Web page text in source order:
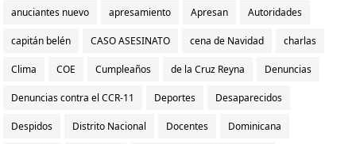
anuciantes nuevo apresamiento Apresan Autoridades
capitán belén CASO ASESINATO cena de Navidad charlas
Clima COE Cumpleaños de la Cruz Reyna Denuncias
Denuncias contra el CCR-11 Deportes Desaparecidos
Despidos Distrito Nacional Docentes Dominicana